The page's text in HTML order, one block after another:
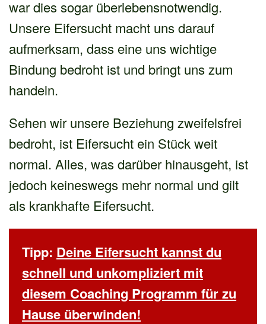
war dies sogar überlebensnotwendig.
Unsere Eifersucht macht uns darauf
aufmerksam, dass eine uns wichtige
Bindung bedroht ist und bringt uns zum
handeln.
Sehen wir unsere Beziehung zweifelsfrei
bedroht, ist Eifersucht ein Stück weit
normal. Alles, was darüber hinausgeht, ist
jedoch keineswegs mehr normal und gilt
als krankhafte Eifersucht.
Tipp: Deine Eifersucht kannst du
schnell und unkompliziert mit
diesem Coaching Programm für zu
Hause überwinden!